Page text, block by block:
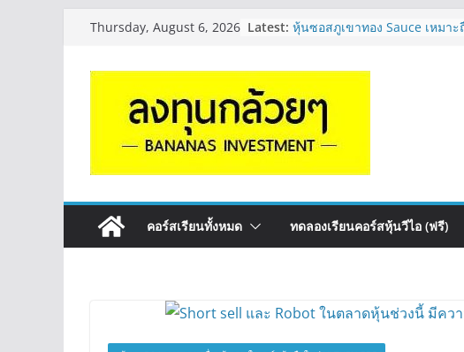
content
Thursday, August 6, 2026 Latest: หุ้นซอสภูเขาทอง Sauce เหมาะ
รีวิวงบกลุ่ม Bank หุ้นไหนเหมาะถื
“ปันผล” | EP.175
จะเลือกหุ้นแต่ละตัว ต้องดู Short
Long ของหุ้นตัวนั้นๆไหมคะ? |
มีเงิน 8 ล้าน อยากจัดพอร์ตหุ้น
ระยะยาว อุตสาหกรรมไหนดี? |
กล้วยๆ EP.1163
คอร์สเรียนทั้งหมด ทดลองเรียนคอร์สหุ้นวีไอ (ฟรี)